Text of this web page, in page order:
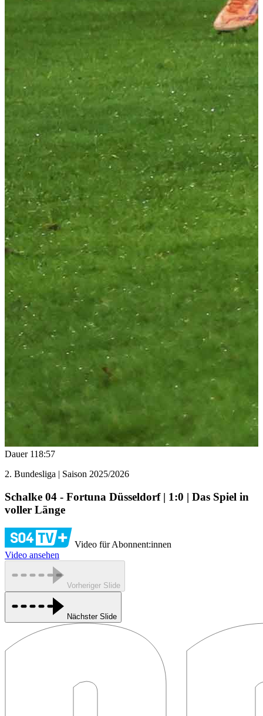
Dauer118:57
2. Bundesliga | Saison 2025/2026
Schalke 04 - Fortuna Düsseldorf | 1:0 | Das Spiel in
voller Länge
Video für Abonnent:innen
Video ansehen
Vorheriger Slide
Nächster Slide